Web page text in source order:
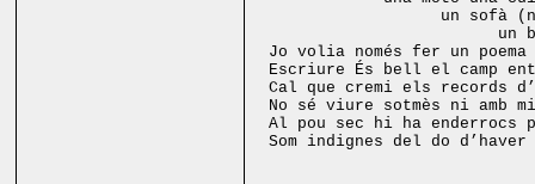
un sofà
un
Jo volia només fer un
Escriure És bell el camp
Cal que cremi els records
No sé viure sotmès ni amb
Al pou sec hi ha
Som indignes del do